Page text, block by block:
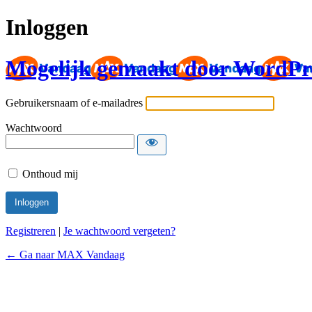
Inloggen
Mogelijk gemaakt door
Gebruikersnaam of e-mailadres
Wachtwoord
Onthoud mij
Registreren | Je wachtwoord vergeten?
← Ga naar MAX Vandaag